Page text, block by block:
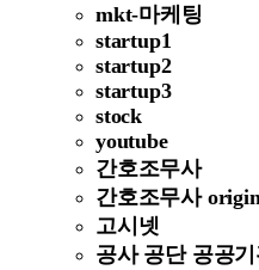
mkt-마케팅
startup1
startup2
startup3
stock
youtube
간호조무사
간호조무사
고시넷
공사 공단 공공